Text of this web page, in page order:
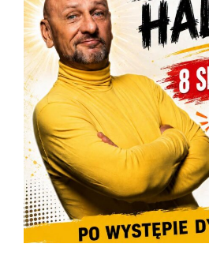
URZĄD GMINY WIĄZOWNICA
ul. Warszawska 15, 37-522 Wiązownica
e-mail: sekretariat@wiazownica.com
Skrytka ePUAP: /UGW/Skrytka_ESP
E-doręczenia AE:PL-87984-61780-JGRAV-31